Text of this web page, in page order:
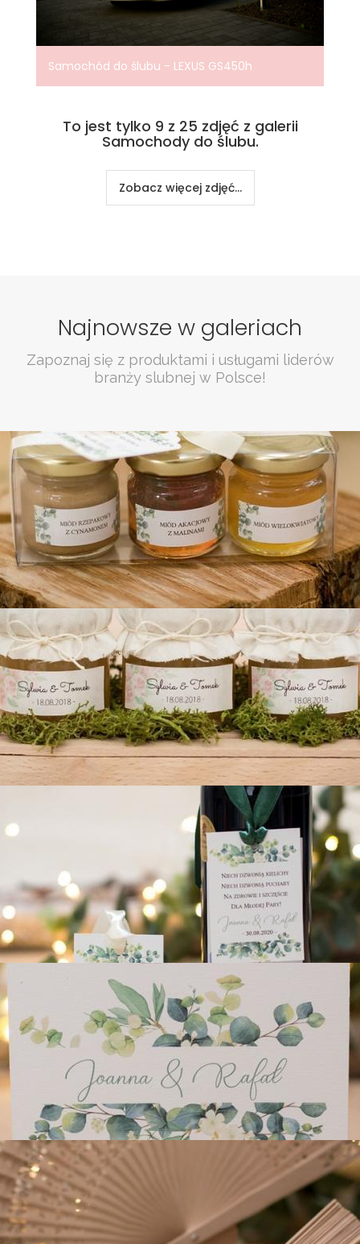
Samochód do ślubu - LEXUS GS450h
To jest tylko 9 z 25 zdjęć z galerii
Samochody do ślubu.
Zobacz więcej zdjęć...
Najnowsze w galeriach
Zapoznaj się z produktami i usługami liderów
branży slubnej w Polsce!